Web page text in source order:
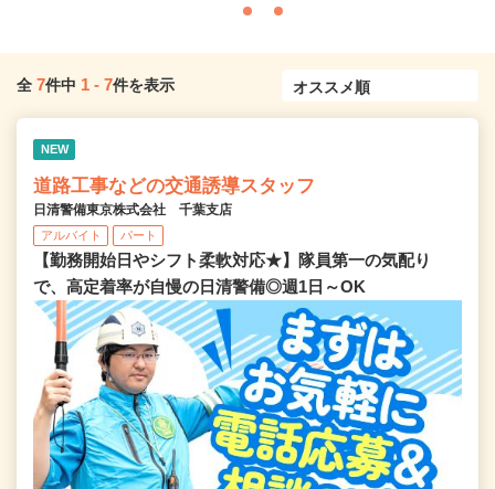
全 7件中 1 - 7件を表示
NEW
道路工事などの交通誘導スタッフ
日清警備東京株式会社 千葉支店
アルバイト パート
【勤務開始日やシフト柔軟対応★】隊員第一の気配り
で、高定着率が自慢の日清警備◎週1日～OK